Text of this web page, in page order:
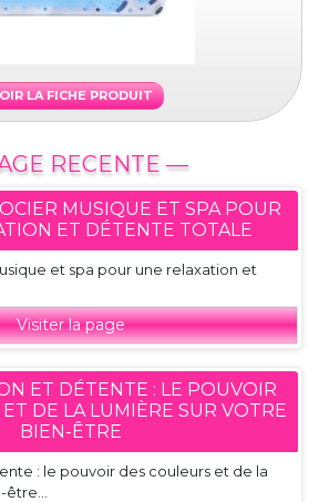
LA FICHE PRODUIT
RECENTE —
MUSIQUE ET SPA POUR
ET DÉTENTE TOTALE
et spa pour une relaxation et
Visiter la page
ET DÉTENTE : LE POUVOIR
DE LA LUMIÈRE SUR VOTRE
BIEN-ÊTRE
: le pouvoir des couleurs et de la